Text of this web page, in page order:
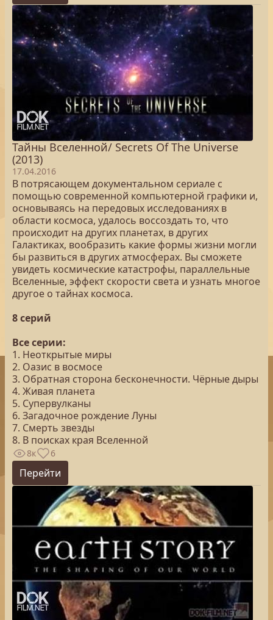
Тайны Вселенной/ Secrets Of The Universe
(2013)
17.04.2016
В потрясающем документальном сериале с
помощью современной компьютерной графики и,
основываясь на передовых исследованиях в
области космоса, удалось воссоздать то, что
происходит на других планетах, в других
Галактиках, вообразить какие формы жизни могли
бы развиться в других атмосферах. Вы сможете
увидеть космические катастрофы, параллельные
Вселенные, эффект скорости света и узнать многое
другое о тайнах космоса.
8 серий
Все серии:
1. Неоткрытые миры
2. Оазис в восмосе
3. Обратная сторона бесконечности. Чёрные дыры
4. Живая планета
5. Супервулканы
6. Загадочное рождение Луны
7. Смерть звезды
8. В поисках края Вселенной
8к 6
Перейти